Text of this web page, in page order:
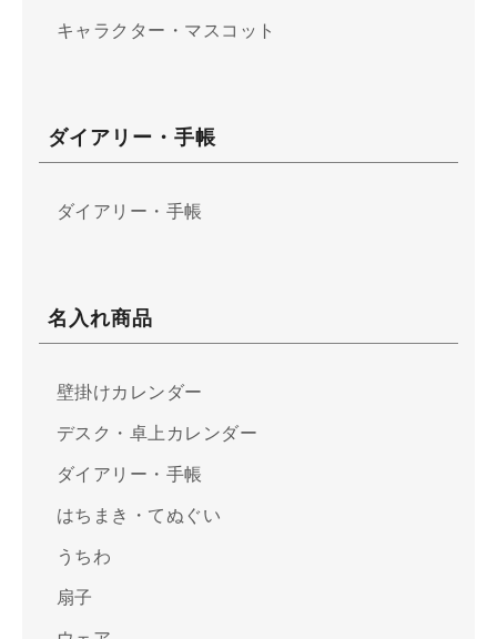
キャラクター・マスコット
ダイアリー・手帳
ダイアリー・手帳
名入れ商品
壁掛けカレンダー
デスク・卓上カレンダー
ダイアリー・手帳
はちまき・てぬぐい
うちわ
扇子